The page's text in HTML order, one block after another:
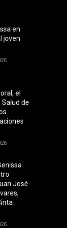
en
joven
el
de
José